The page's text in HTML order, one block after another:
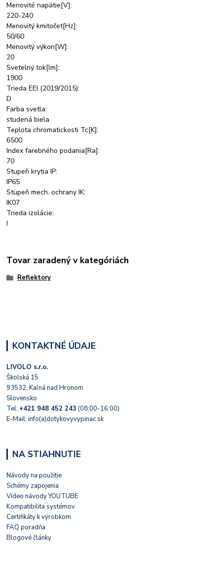
Menovité napätie[V]:
220-240
Menovitý kmitočet[Hz]:
50/60
Menovitý výkon[W]:
20
Svetelný tok[lm]:
1900
Trieda EEI (2019/2015):
D
Farba svetla:
studená biela
Teplota chromatickosti Tc[K]:
6500
Index farebného podania[Ra]:
70
Stupeň krytia IP:
IP65
Stupeň mech. ochrany IK:
IK07
Trieda izolácie:
I
Tovar zaradený v kategóriách
Reflektory
KONTAKTNÉ ÚDAJE
LIVOLO s.r.o.
Školská 15
93532, Kalná nad Hronom
Slovensko
Tel: +421 948 452 243 (08:00-16:00)
E-Mail: info(a)dotykovyvypinac.sk
NA STIAHNUTIE
Návody na použitie
Schémy zapojenia
Video návody YOUTUBE
Kompatibilita systémov
Certifikáty k výrobkom
FAQ poradňa
Blogové články